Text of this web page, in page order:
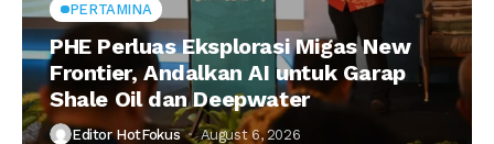
PERTAMINA
PHE Perluas Eksplorasi Migas New
Frontier, Andalkan AI untuk Garap
Shale Oil dan Deepwater
Editor HotFokus August 6, 2026